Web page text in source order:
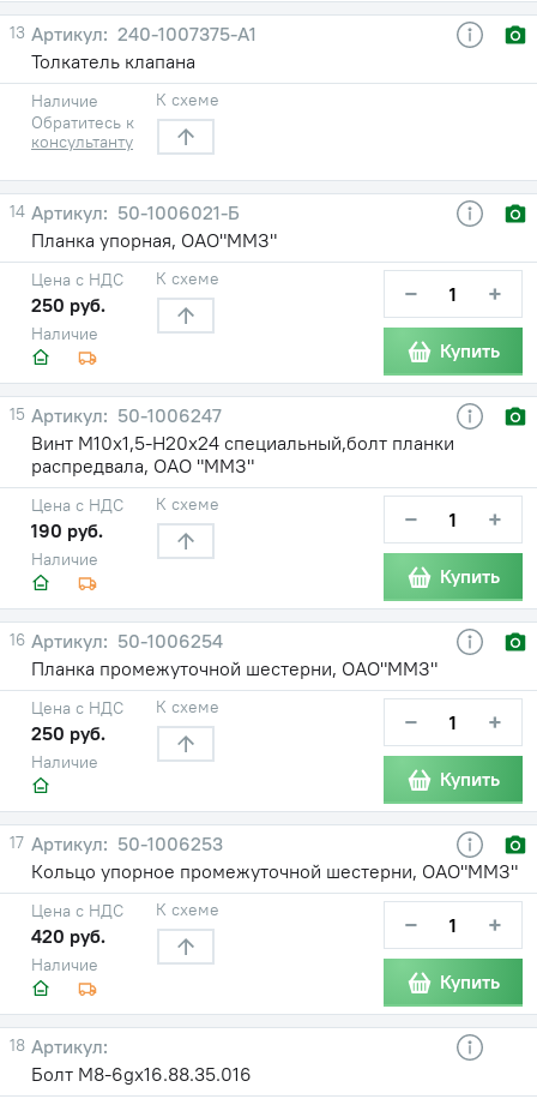
13
240-1007375-А1
Толкатель клапана
Наличие
Обратитесь к
консультанту
К схеме
14
50-1006021-Б
Планка упорная, ОАО"ММЗ"
Наличие
Цена с НДС
250 руб.
К схеме − +
Купить
15
50-1006247
Винт М10х1,5-Н20х24 специальный,болт планки
распредвала, ОАО "ММЗ"
Наличие
Цена с НДС
190 руб.
К схеме − +
Купить
16
50-1006254
Планка промежуточной шестерни, ОАО"ММЗ"
Наличие
Цена с НДС
250 руб.
К схеме − +
Купить
17
50-1006253
Кольцо упорное промежуточной шестерни, ОАО"ММЗ"
Наличие
Цена с НДС
420 руб.
К схеме − +
Купить
18
Болт М8-6gх16.88.35.016